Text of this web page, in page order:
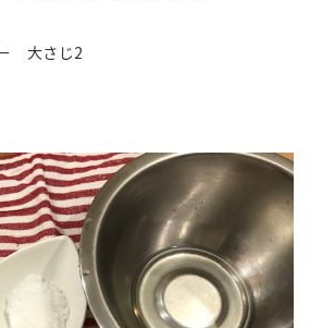
大さじ2